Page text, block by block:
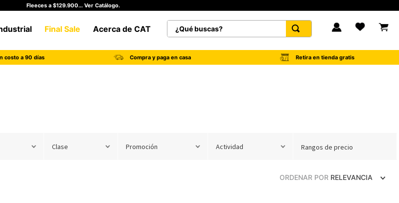
Fleeces a $129.900... Ver Catálogo.
Final Sale Acerca de CAT
¿Qué buscas?
costo a 90 días Compra y paga en casa Retira en tienda gratis
Clase Promoción Actividad Rangos de precio
ORDENAR POR RELEVANCIA
botas hombre